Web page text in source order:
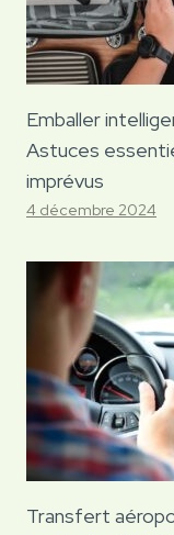
Emballer
Astuces
imprévus
4 décembre 2024
Transfert